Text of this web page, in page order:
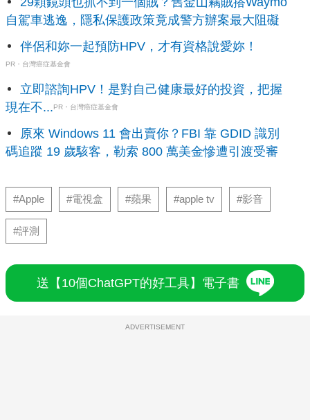
自駕車逃逸，隱私保護政策竟成警方辦案最大阻礙
伴侶和妳一起預防HPV，才有資格說愛妳！
PR・台灣癌症基金會
立即諮詢HPV！是對自己健康最好的投資，把握
現在不...PR・台灣癌症基金會
原來 Windows 11 會出賣你？FBI 靠 GDID 識別
碼追蹤 19 歲駭客，勒索 800 萬美金慘遭引渡受審
#Apple #電視盒 #蘋果 #apple tv #影音
#評測
送【10個ChatGPT的好工具】電子書
ADVERTISEMENT